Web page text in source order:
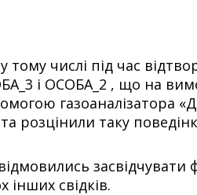
тому числі під час
і ОСОБА_2 , що на
розцінили таку
свідків.